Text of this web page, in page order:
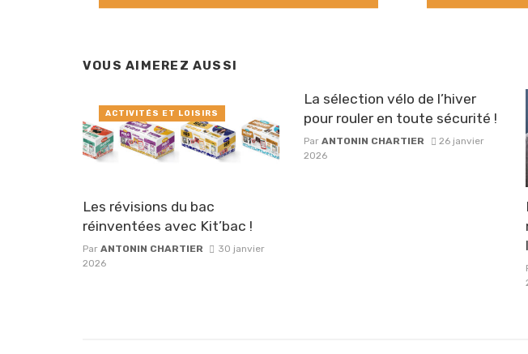
VOUS AIMEREZ AUSSI
Les révisions du bac
réinventées avec Kit’bac !
Par ANTONIN CHARTIER
30 janvier
2026
ACTIVITÉS ET LOISIRS
La sélection vélo de l’hiver
pour rouler en toute sécurité !
ParANTONIN CHARTIER
26 janvier
2026